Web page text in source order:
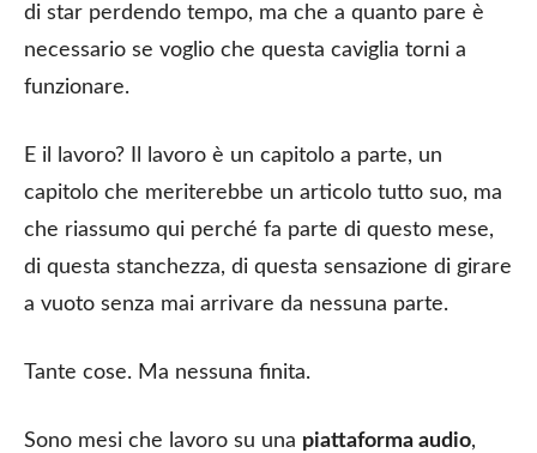
di star perdendo tempo, ma che a quanto pare è
necessario se voglio che questa caviglia torni a
funzionare.
E il lavoro? Il lavoro è un capitolo a parte, un
capitolo che meriterebbe un articolo tutto suo, ma
che riassumo qui perché fa parte di questo mese,
di questa stanchezza, di questa sensazione di girare
a vuoto senza mai arrivare da nessuna parte.
Tante cose. Ma nessuna finita.
Sono mesi che lavoro su una piattaforma audio,